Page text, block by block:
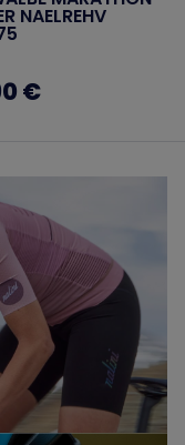
NAELREHV
€